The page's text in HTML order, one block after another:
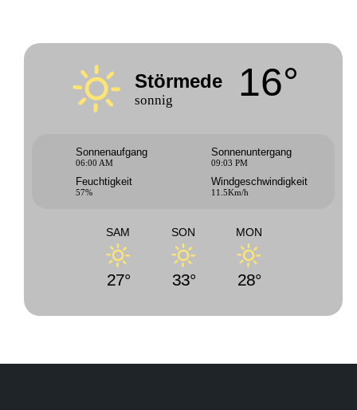
Störmede
sonnig 16°
Sonnenaufgang
06:00 AM
Sonnenuntergang
09:03 PM
Feuchtigkeit
57%
Windgeschwindigkeit
11.5Km/h
SAM
27°
SON
33°
MON
28°